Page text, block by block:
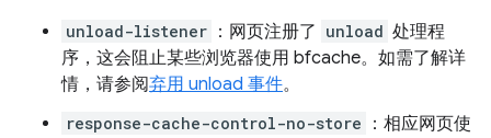
unload-listener ：网页注册了 unload 处理程
序，这会阻止某些浏览器使用 bfcache。如需了解详
情，请参阅弃用 unload 事件。
response-cache-control-no-store
：相应网页使